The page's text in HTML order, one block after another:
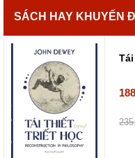
SÁCH HAY KHUYẾN